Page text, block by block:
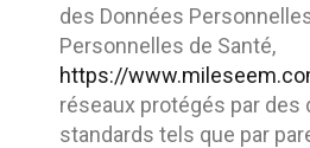
des Données
Personnelles de Santé,
https://
réseaux protégés par
standards tels que par